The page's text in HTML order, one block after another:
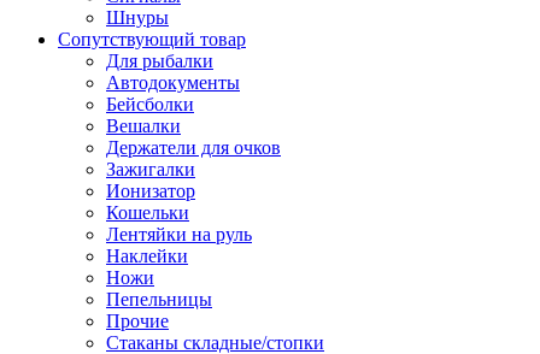
Шнуры
Сопутствующий товар
Для рыбалки
Автодокументы
Бейсболки
Вешалки
Держатели для очков
Зажигалки
Ионизатор
Кошельки
Лентяйки на руль
Наклейки
Ножи
Пепельницы
Прочие
Стаканы складные/стопки